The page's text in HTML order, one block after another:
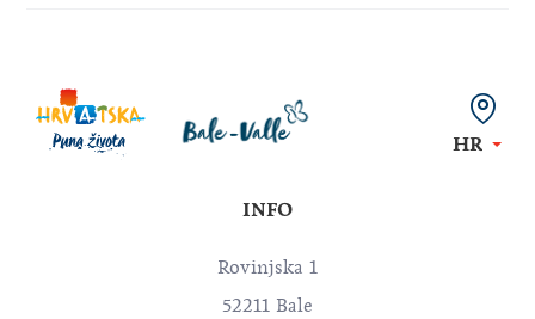
HR
INFO
Rovinjska 1
52211 Bale